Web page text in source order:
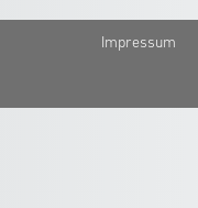
Impressum